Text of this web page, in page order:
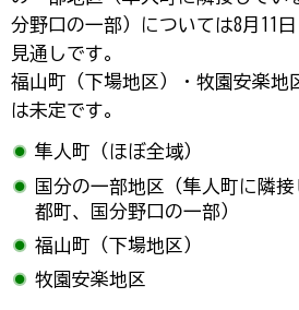
分野口の一部）については8月11
見通しです。
福山町（下場地区）・牧園安楽地
は未定です。
隼人町（ほぼ全域）
国分の一部地区（隼人町に隣
都町、国分野口の一部）
福山町（下場地区）
牧園安楽地区